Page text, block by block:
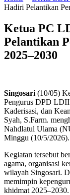
Hadiri Pelantikan
Ketua PC
Pelantikan
2025–2030
Singosari (10/05)
Pengurus DPD
Kaderisasi, dan
Syah, S.Farm.
Nahdlatul Ulama
Minggu (10/5/2026).
Kegiatan tersebut
agama, organisasi
wilayah Singosari.
memimpin
khidmat 2025–2030.